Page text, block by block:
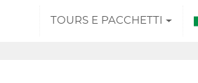
TOURS E PACCHETTI